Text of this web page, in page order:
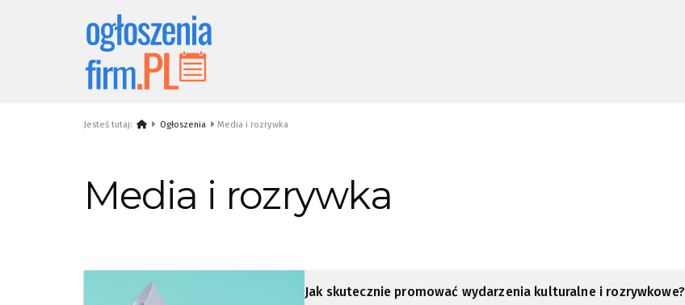
Jesteś tutaj: Ogłoszenia Media i rozrywka
Media i rozrywka
Jak skutecznie promować wydarzenia kulturalne i rozrywkowe?